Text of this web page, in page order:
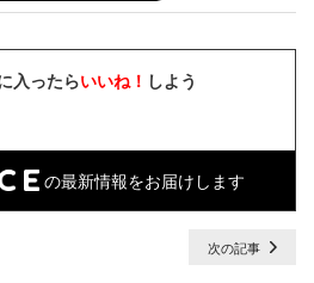
入ったらいいね！ しよう
の最新情報をお届けします
次の記事